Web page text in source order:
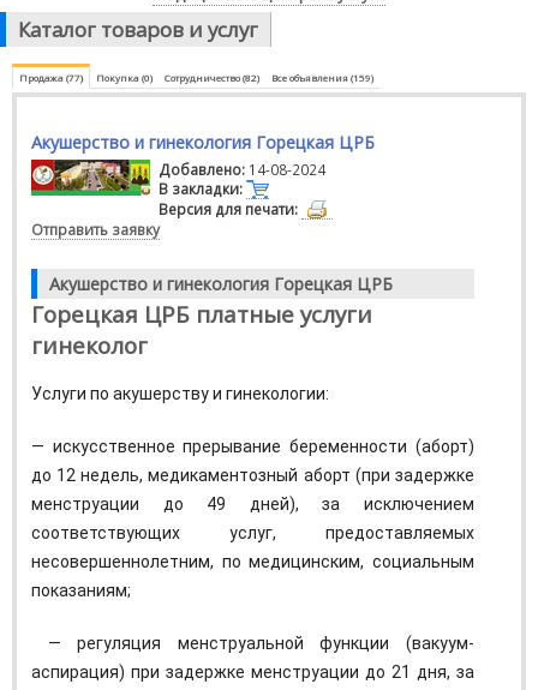
Каталог товаров и услуг
Продажа (77) Покупка (0) Сотрудничество (82) Все объявления (159)
Акушерство и гинекология Горецкая ЦРБ
Добавлено: 14-08-2024
В закладки:
Версия для печати:
Отправить заявку
Акушерство и гинекология Горецкая ЦРБ
Горецкая ЦРБ платные услуги
гинеколог
Услуги по акушерству и гинекологии:
— искусственное прерывание беременности (аборт)
до 12 недель, медикаментозный аборт (при задержке
менструации до 49 дней), за исключением
соответствующих услуг, предоставляемых
несовершеннолетним, по медицинским, социальным
показаниям;
— регуляция менструальной функции (вакуум-
аспирация) при задержке менструации до 21 дня, за